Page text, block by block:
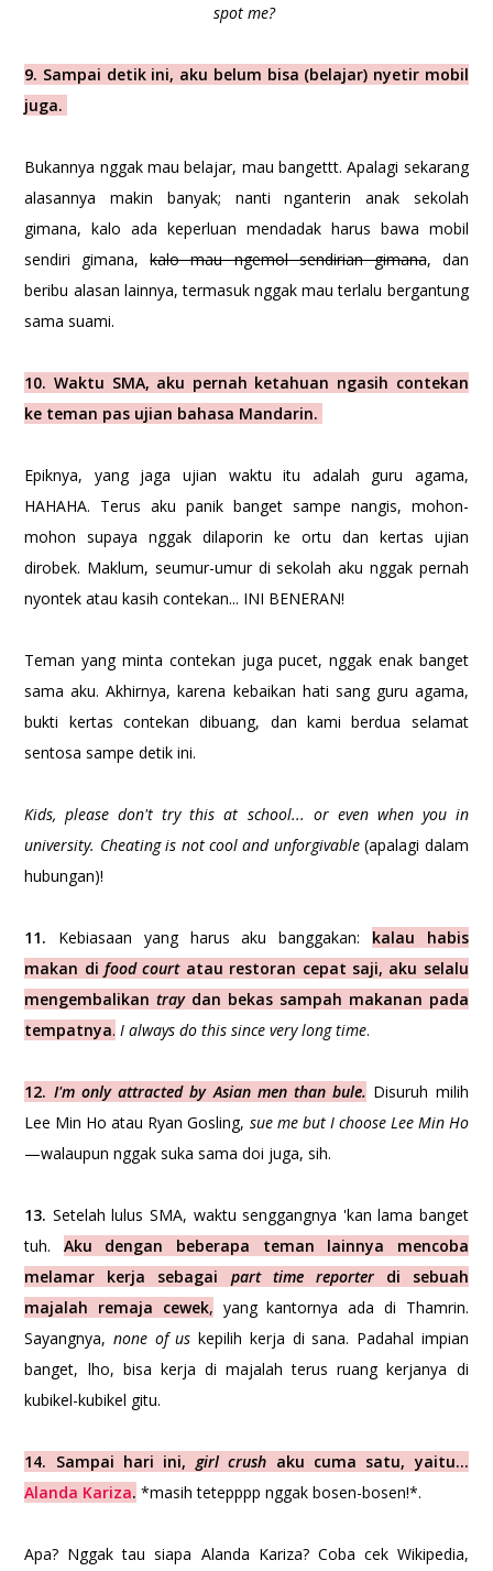
spot me?
9. Sampai detik ini, aku belum bisa (belajar) nyetir mobil
juga.
Bukannya nggak mau belajar, mau bangettt. Apalagi sekarang
alasannya makin banyak; nanti nganterin anak sekolah
gimana, kalo ada keperluan mendadak harus bawa mobil
sendiri gimana,kalo mau ngemol sendirian gimana, dan
beribu alasan lainnya, termasuk nggak mau terlalu bergantung
sama suami.
10. Waktu SMA, aku pernah ketahuan ngasih contekan
ke teman pas ujian bahasa Mandarin.
Epiknya, yang jaga ujian waktu itu adalah guru agama,
HAHAHA. Terus aku panik banget sampe nangis, mohon-
mohon supaya nggak dilaporin ke ortu dan kertas ujian
dirobek. Maklum, seumur-umur di sekolah aku nggak pernah
nyontek atau kasih contekan... INI BENERAN!
Teman yang minta contekan juga pucet, nggak enak banget
sama aku. Akhirnya, karena kebaikan hati sang guru agama,
bukti kertas contekan dibuang, dan kami berdua selamat
sentosa sampe detik ini.
Kids, please don't try this at school... or even when you in
university. Cheating is not cool and unforgivable(apalagi dalam
hubungan)!
11. Kebiasaan yang harus aku banggakan: kalau habis
makan difood court atau restoran cepat saji, aku selalu
mengembalikantray dan bekas sampah makanan pada
tempatnya. I always do this since very long time.
12. I'm only attracted by Asian men than bule. Disuruh milih
Lee Min Ho atau Ryan Gosling, sue me but I choose Lee Min Ho
—walaupun nggak suka sama doi juga, sih.
13. Setelah lulus SMA, waktu senggangnya 'kan lama banget
tuh.
Aku dengan beberapa teman lainnya mencoba
melamar kerja sebagai part time reporterdi sebuah
majalah remaja cewek, yang kantornya ada di Thamrin.
Sayangnya,none of uskepilih kerja di sana. Padahal impian
banget, lho, bisa kerja di majalah terus ruang kerjanya di
kubikel-kubikel gitu.
14. Sampai hari ini, girl crush aku cuma satu, yaitu...
Alanda Kariza. *masih tetepppp nggak bosen-bosen!*.
Apa? Nggak tau siapa Alanda Kariza? Coba cek Wikipedia,